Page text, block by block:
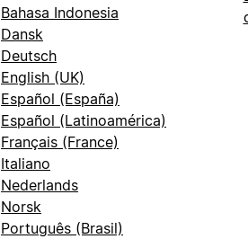
Bahasa Indonesia
Dansk
Deutsch
English (UK)
Español (España)
Español (Latinoamérica)
Français (France)
Italiano
Nederlands
Norsk
Português (Brasil)